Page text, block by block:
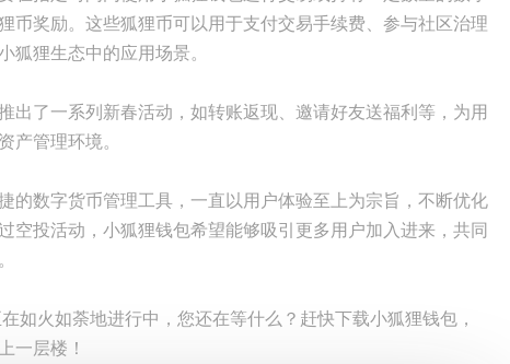
币奖励。这些狐狸币可以用于支付交易手续费、参与社区治理
狐狸生态中的应用场景。
出了一系列新春活动，如转账返现、邀请好友送福利等，为用
产管理环境。
的数字货币管理工具，一直以用户体验至上为宗旨，不断优化
空投活动，小狐狸钱包希望能够吸引更多用户加入进来，共同
如火如荼地进行中，您还在等什么？赶快下载小狐狸钱包，
一层楼！